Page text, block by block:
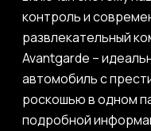
контроль и
развлекательный
Avantgarde –
автомобиль с
роскошью в одном
подробной